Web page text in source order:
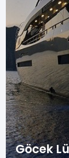
Göcek